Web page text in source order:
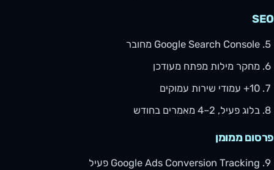
SEO
Google Search Console מחובר
מחקר מילות מפתח מעודכן
10+ עמודי שירות עמוקים
בלוג פעיל, 2–4 מאמרים בחודש
פרסום ממומן
Google Ads Conversion Tracking פעיל